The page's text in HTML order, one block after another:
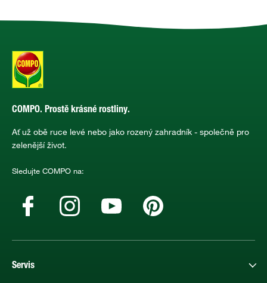
COMPO. Prostě krásné rostliny.
Ať už obě ruce levé nebo jako rozený zahradník - společně pro
zelenější život.
Sledujte COMPO na:
Servis